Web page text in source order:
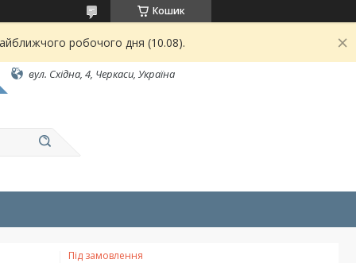
Кошик
робочого дня (10.08).
вул. Східна, 4, Черкаси, Україна
Під замовлення